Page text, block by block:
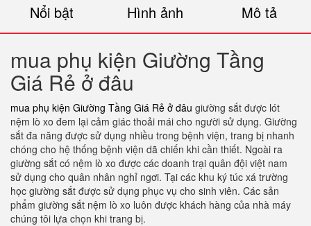
Nổi bật Hình ảnh Mô tả
mua phụ kiện Giường Tầng
Giá Rẻ ở đâu
mua phụ kiện Giường Tầng Giá Rẻ ở đâu giường sắt được lót
nệm lò xo đem lại cảm giác thoải mái cho người sử dụng. Giường
sắt đa năng được sử dụng nhiều trong bệnh viện, trang bị nhanh
chóng cho hệ thống bệnh viện dã chiến khi cần thiết. Ngoài ra
giường sắt có nệm lò xo được các doanh trại quân đội việt nam
sử dụng cho quân nhân nghỉ ngơi. Tại các khu ký túc xá trường
học giường sắt được sử dụng phục vụ cho sinh viên. Các sản
phẩm giường sắt nệm lò xo luôn được khách hàng của nhà máy
chúng tôi lựa chọn khi trang bị.